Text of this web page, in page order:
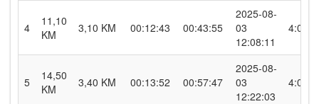
4
11,10
KM
3,10 KM 00:12:43 00:43:55
2025-08-
03
12:08:11
4:06
5
14,50
KM
3,40 KM 00:13:52 00:57:47
2025-08-
03
12:22:03
4:04